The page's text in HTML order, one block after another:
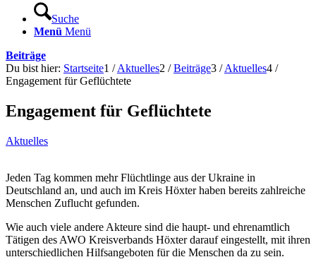
Suche
Menü Menü
Beiträge
Du bist hier: Startseite1 / Aktuelles2 / Beiträge3 / Aktuelles4 /
Engagement für Geflüchtete
Engagement für Geflüchtete
Aktuelles
Jeden Tag kommen mehr Flüchtlinge aus der Ukraine in
Deutschland an, und auch im Kreis Höxter haben bereits zahlreiche
Menschen Zuflucht gefunden.
Wie auch viele andere Akteure sind die haupt- und ehrenamtlich
Tätigen des AWO Kreisverbands Höxter darauf eingestellt, mit ihren
unterschiedlichen Hilfsangeboten für die Menschen da zu sein.